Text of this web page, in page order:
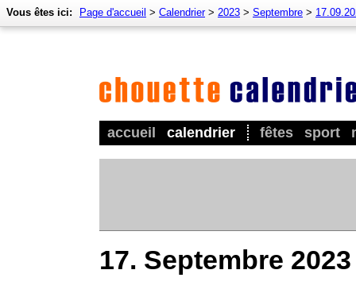
accueil calendrier fêtes sport
Vous êtes ici: Page d'accueil > Calendrier> 2023 > Septembre >
17. Septembre 2023